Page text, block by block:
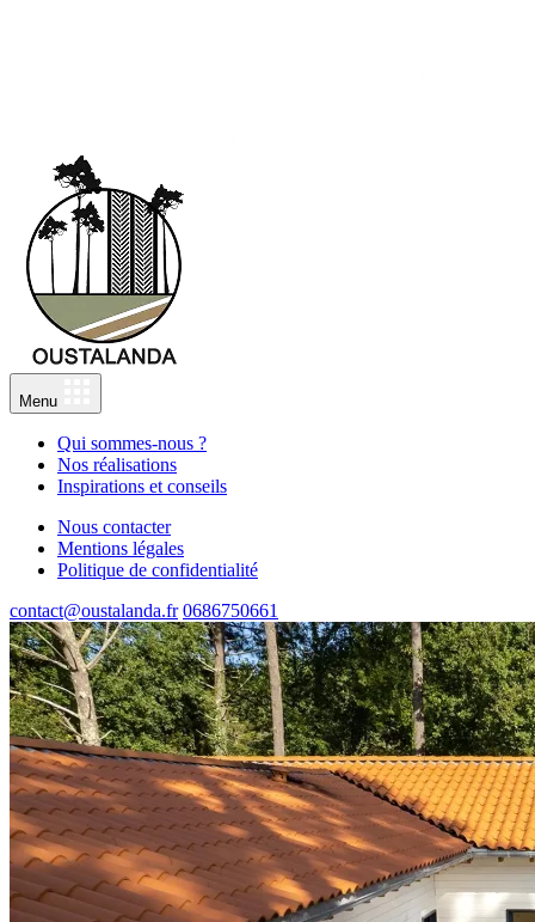
Menu
Qui sommes-nous ?
Nos réalisations
Inspirations et conseils
Nous contacter
Mentions légales
Politique de confidentialité
contact@oustalanda.fr 0686750661